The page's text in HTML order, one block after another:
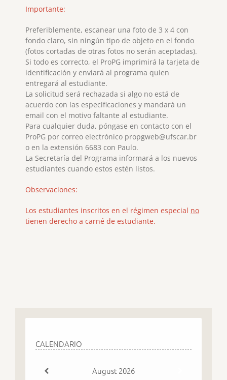
Importante:
Preferiblemente, escanear una foto de 3 x 4 con
fondo claro, sin ningún tipo de objeto en el fondo
(fotos cortadas de otras fotos no serán aceptadas).
Si todo es correcto, el ProPG imprimirá la tarjeta de
identificación y enviará al programa quien
entregará al estudiante.
La solicitud será rechazada si algo no está de
acuerdo con las especificaciones y mandará un
email con el motivo faltante al estudiante.
Para cualquier duda, póngase en contacto con el
ProPG por correo electrónico propgweb@ufscar.br
o en la extensión 6683 con Paulo.
La Secretaría del Programa informará a los nuevos
estudiantes cuando estos estén listos.
Observaciones:
Los estudiantes inscritos en el régimen especial no
tienen derecho a carné de estudiante.
CALENDARIO
August2026